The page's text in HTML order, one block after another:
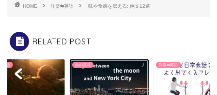
HOME 洋楽⇋英語 味や食感を伝える: 例文12選
RELATED POST
英語 曲の意味 洋楽⇋英語